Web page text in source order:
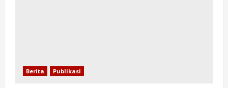
Berita Publikasi